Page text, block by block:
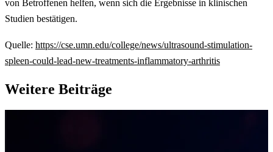
von Betroffenen helfen, wenn sich die Ergebnisse in klinischen
Studien bestätigen.
Quelle: https://cse.umn.edu/college/news/ultrasound-stimulation-
spleen-could-lead-new-treatments-inflammatory-arthritis
Weitere Beiträge